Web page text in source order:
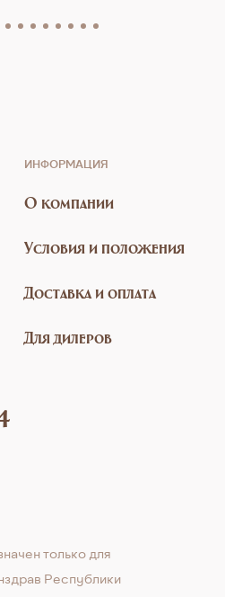
ИНФОРМАЦИЯ
О компании
Условия и положения
Доставка и оплата
Для дилеров
только для
Республики